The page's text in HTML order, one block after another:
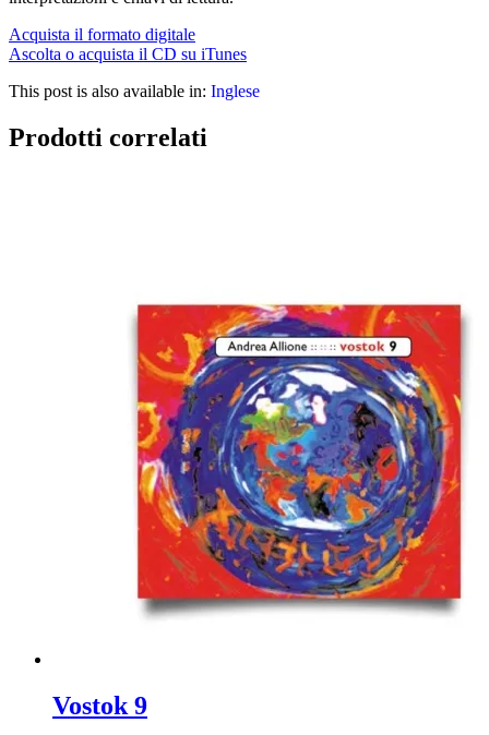
Acquista il formato digitale
Ascolta o acquista il CD su iTunes
This post is also available in: Inglese
Prodotti correlati
Vostok 9